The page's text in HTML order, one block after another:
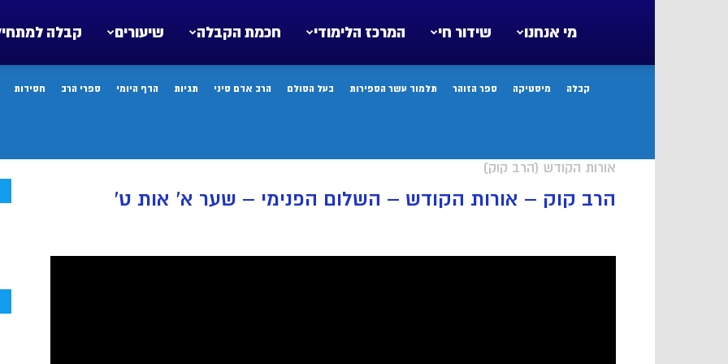
קבלה שיעורים חכמת הקבלה המרכז הלימודי שידור חי מי אנחנו
קבלה מיסטיקה ספר הזוהר תלמוד עשר הספירות בעל הסולם הרב אדם סיני תגיות הדף היומי ספרי הרב חסידות
אורות הקודש (הרב קוק)
הרב קוק – אורות הקודש – השלום הפנימי – שער א’ אות ט’